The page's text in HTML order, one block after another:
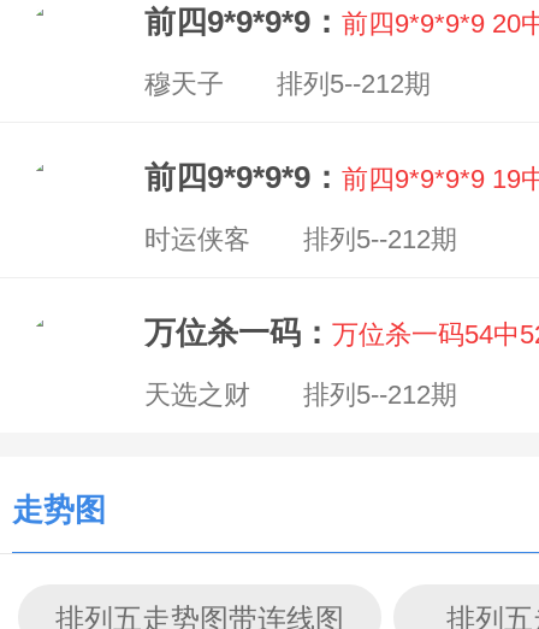
前四9*9*9*9： 前四9*9*9*9 20
穆天子 排列5--212期
前四9*9*9*9： 前四9*9*9*9 19
时运侠客 排列5--212期
万位杀一码： 万位杀一码54中
天选之财 排列5--212期
走势图
排列五走势图带连线图 排列